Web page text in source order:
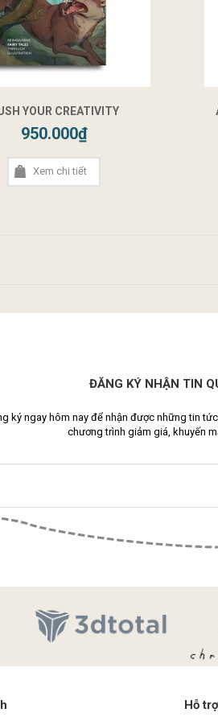
YOUR CREATIVITY
950.000₫
Xem chi tiết
ĐĂNG KÝ NHẬN TIN
ký ngay hôm nay để nhận được những tin
chương trình giảm giá, khuyến
Hỗ trợ